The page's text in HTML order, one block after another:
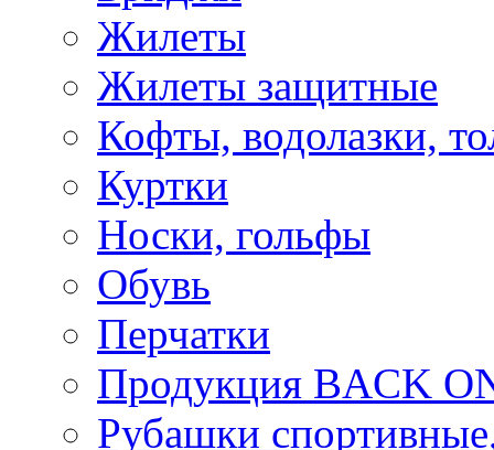
Жилеты
Жилеты защитные
Кофты, водолазки,
Куртки
Носки, гольфы
Обувь
Перчатки
Продукция BACK
Рубашки